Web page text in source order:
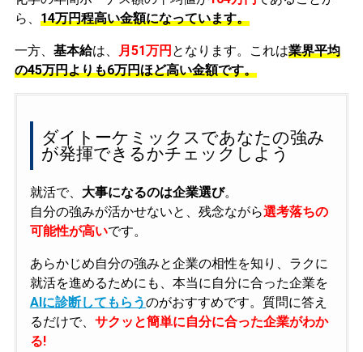
ら、 14万円程高い金額になっています。
一方、 基本給は、 月51万円 となります。これは業界平均
の45万円よりも6万円ほど高い金額です。
ダイトーケミックスであなたの強み
が発揮できるかチェックしよう
就活で、 大事になるのは企業選び。
自分の強みが活かせないと、残念ながら選考落ちの
可能性が高いです。
あらかじめ自分の強みと企業の相性を知り、ラクに
就活を進めるためにも、本当に自分に合った企業を
AIに診断してもらうのがおすすめです。質問に答え
るだけで、 サクッと簡単に自分に合った企業がわか
る!